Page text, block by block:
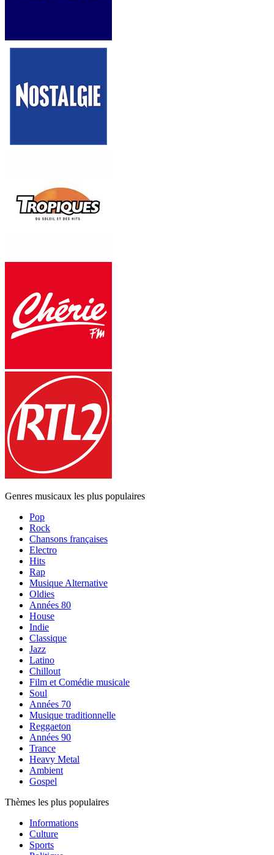
Genres musicaux les plus populaires
Pop
Rock
Chansons françaises
Electro
Hits
Rap
Musique Alternative
Oldies
Années 80
House
Indie
Classique
Jazz
Latino
Chillout
Film et Comédie musicale
Soul
Années 70
Musique traditionnelle
Reggaeton
Années 90
Trance
Heavy Metal
Ambient
Gospel
Thèmes les plus populaires
Informations
Culture
Sports